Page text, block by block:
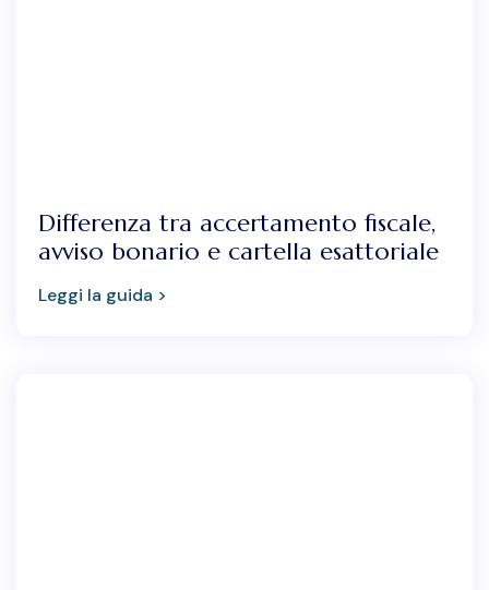
Differenza tra accertamento fiscale,
avviso bonario e cartella esattoriale
Leggi la guida >